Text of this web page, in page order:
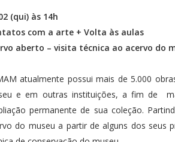
(qui) às 14h
com a arte + Volta às aulas
aberto – visita técnica ao acervo do
atualmente possui mais de 5.000
e em outras instituições, a fim de
permanente de sua coleção.
do museu a partir de alguns dos seus